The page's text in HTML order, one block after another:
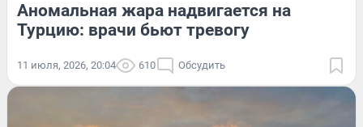
Аномальная жара надвигается на
Турцию: врачи бьют тревогу
11 июля, 2026, 20:04 610 Обсудить